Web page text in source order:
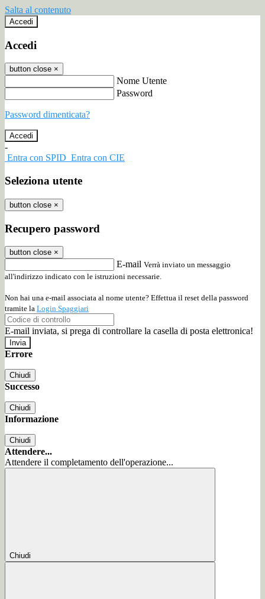
Salta al contenuto
Accedi
Accedi
button close ×
Nome Utente
Password
Password dimenticata?
-
Entra con SPID Entra con CIE
Seleziona utente
button close ×
Recupero password
button close ×
E-mail Verrà inviato un messaggio
all'indirizzo indicato con le istruzioni necessarie.
Non hai una e-mail associata al nome utente? Effettua il reset della password
tramite la Login Spaggiari
E-mail inviata, si prega di controllare la casella di posta elettronica!
Errore
Chiudi
Successo
Chiudi
Informazione
Chiudi
Attendere...
Attendere il completamento dell'operazione...
Chiudi